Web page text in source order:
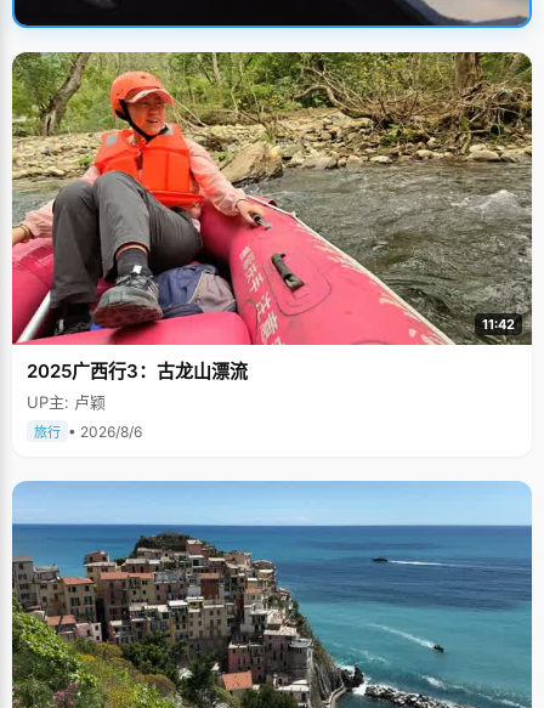
11:42
2025广西行3：古龙山漂流
UP主: 卢颖
旅行 • 2026/8/6